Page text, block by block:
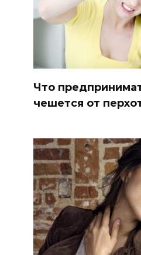
Что
чешется от